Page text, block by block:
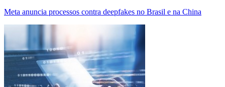
Meta anuncia processos contra deepfakes no Brasil e na China